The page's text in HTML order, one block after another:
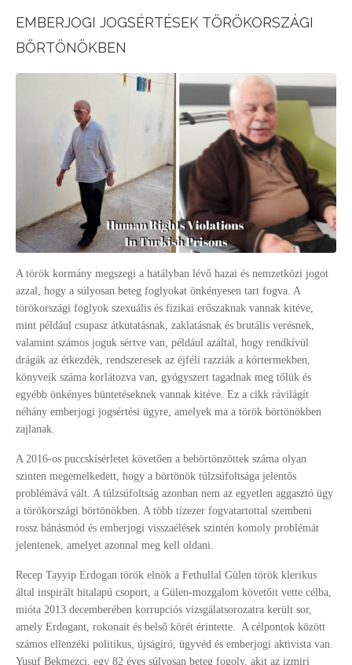
EMBERJOGI JOGSÉRTÉSEK TÖRÖKORSZÁGI
BÖRTÖNÖKBEN
A török kormány megszegi a hatályban lévő hazai és nemzetközi jogot
azzal, hogy a súlyosan beteg foglyokat önkényesen tart fogva. A
törökországi foglyok szexuális és fizikai erőszaknak vannak kitéve,
mint például csupasz átkutatásnak, zaklatásnak és brutális verésnek,
valamint számos joguk sértve van, például azáltal, hogy rendkívül
drágák az étkezdék, rendszeresek az éjféli razziák a kórtermekben,
könyveik száma korlátozva van, gyógyszert tagadnak meg tőlük és
egyébb önkényes büntetéseknek vannak kitéve. Ez a cikk rávilágít
néhány emberjogi jogsértési ügyre, amelyek ma a török börtönökben
zajlanak.
A 2016-os puccskísérletet követően a bebörtönzöttek száma olyan
szinten megemelkedett, hogy a börtönök túlzsúfoltsága jelentős
problémává vált. A túlzsúfoltság azonban nem az egyetlen aggasztó ügy
a törökországi börtönökben. A több tízezer fogvatartottal szembeni
rossz bánásmód és emberjogi visszaélések szintén komoly problémát
jelentenek, amelyet azonnal meg kell oldani.
Recep Tayyip Erdogan török elnök a Fethullal Gülen török klerikus
által inspirált hitalapú csoport, a Gülen-mozgalom követőit vette célba,
mióta 2013 decemberében korrupciós vizsgálatsorozatra került sor,
amely Erdogant, rokonait és belső körét érintette. A célpontok között
számos ellenzéki politikus, újságíró, ügyvéd és emberjogi aktivista van.
Yusuf Bekmezci, egy 82 éves súlyosan beteg fogoly, akit az izmiri